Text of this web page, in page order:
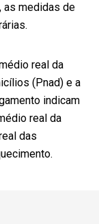
as medidas de
real da
(Pnad) e a
indicam
real da
das